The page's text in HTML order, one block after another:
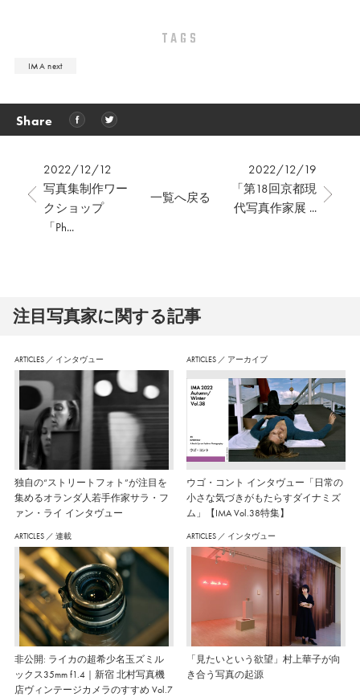
TAGS
IMA next
Share
2022/12/12
写真集制作ワー
クショップ
「Ph...
2022/12/19
「第18回京都現
代写真作家展 ...
一覧へ戻る
注⽬写真家に関する記事
ARTICLES ／ インタヴュー
独自の“ストリートフォト”が注目を
集めるオランダ人若手作家サラ・フ
ァン・ライ インタヴュー
ARTICLES ／ アーカイブ
ウゴ・コント インタヴュー「日常の
小さな気づきがもたらすダイナミズ
ム」【IMA Vol.38特集】
ARTICLES ／ 連載
非公開: ライカの超希少名玉ズミル
ックス35mm f1.4｜新宿 北村写真機
店ヴィンテージカメラのすすめ Vol.7
ARTICLES ／ インタヴュー
「見たいという欲望」村上華子が向
き合う写真の起源